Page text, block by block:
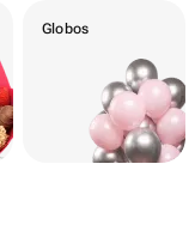
Globos